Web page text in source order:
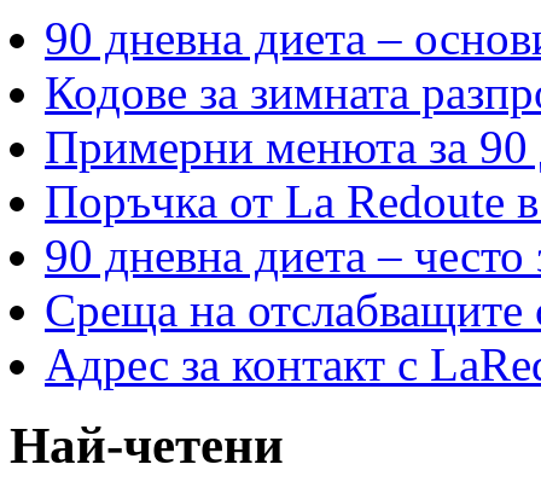
90 дневна диета –
Кодове за зимната
Примерни менюта за 90
Поръчка от La Redoute
90 дневна диета –
Среща на отслабващите
Адрес за контакт с
Най-четени